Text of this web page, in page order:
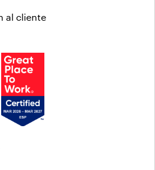
al cliente